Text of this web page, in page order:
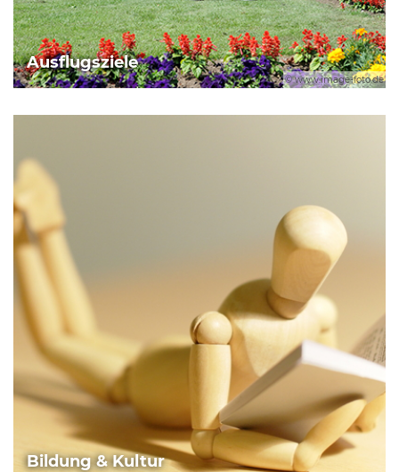
© www.image-foto.de
Ausflugsziele
Bildung & Kultur